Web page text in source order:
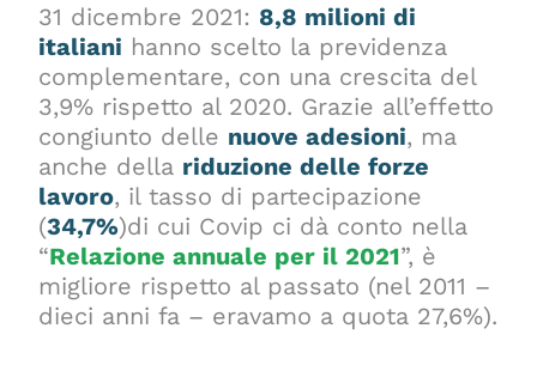
31 dicembre 2021: 8,8 milioni di
italiani hanno scelto la previdenza
complementare, con una crescita del
3,9% rispetto al 2020. Grazie all’effetto
congiunto delle nuove adesioni, ma
anche della riduzione delle forze
lavoro, il tasso di partecipazione
(34,7%)di cui Covip ci dà conto nella
“Relazione annuale per il 2021”, è
migliore rispetto al passato (nel 2011 –
dieci anni fa – eravamo a quota 27,6%).